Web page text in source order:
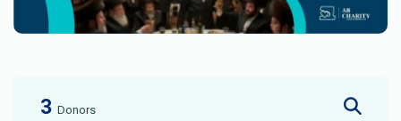
3 Donors